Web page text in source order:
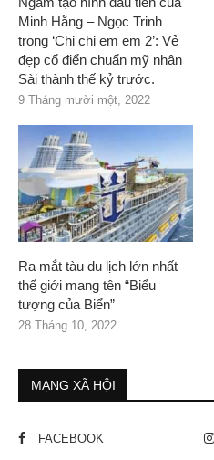
Minh Hằng – Ngọc Trinh
trong ‘Chị chị em em 2’: Vẻ
đẹp cổ điển chuẩn mỹ nhân
Sài thành thế kỷ trước.
9 Tháng mười một, 2022
Ra mắt tàu du lịch lớn nhất
thế giới mang tên “Biểu
tượng của Biển”
28 Tháng 10, 2022
MẠNG XÃ HỘI
FACEBOOK